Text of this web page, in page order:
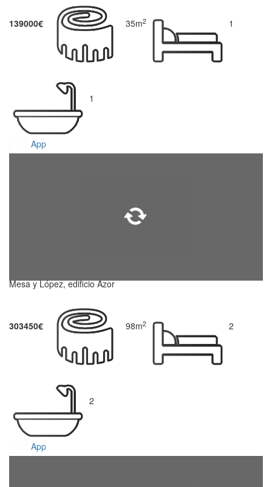
139000€ 35m2 1
1
App
Mesa y López, edificio Azor
303450€ 98m2 2
2
App